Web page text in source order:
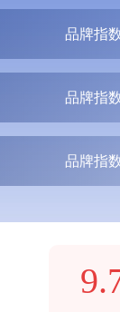
品牌指
品牌指
品牌指